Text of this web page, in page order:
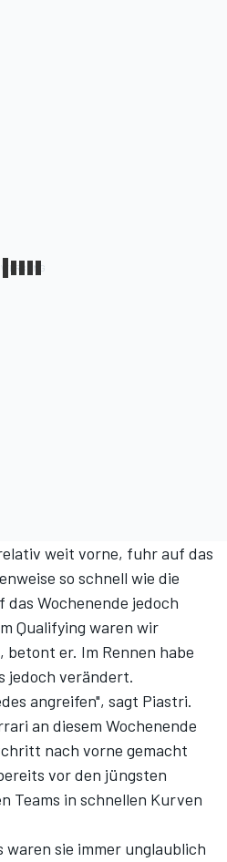
weit vorne, fuhr auf das
so schnell wie die
Wochenende jedoch
Qualifying waren wir
er. Im Rennen habe
jedoch verändert.
angreifen", sagt Piastri.
an diesem Wochenende
nach vorne gemacht
vor den jüngsten
Teams in schnellen Kurven
waren sie immer unglaublich